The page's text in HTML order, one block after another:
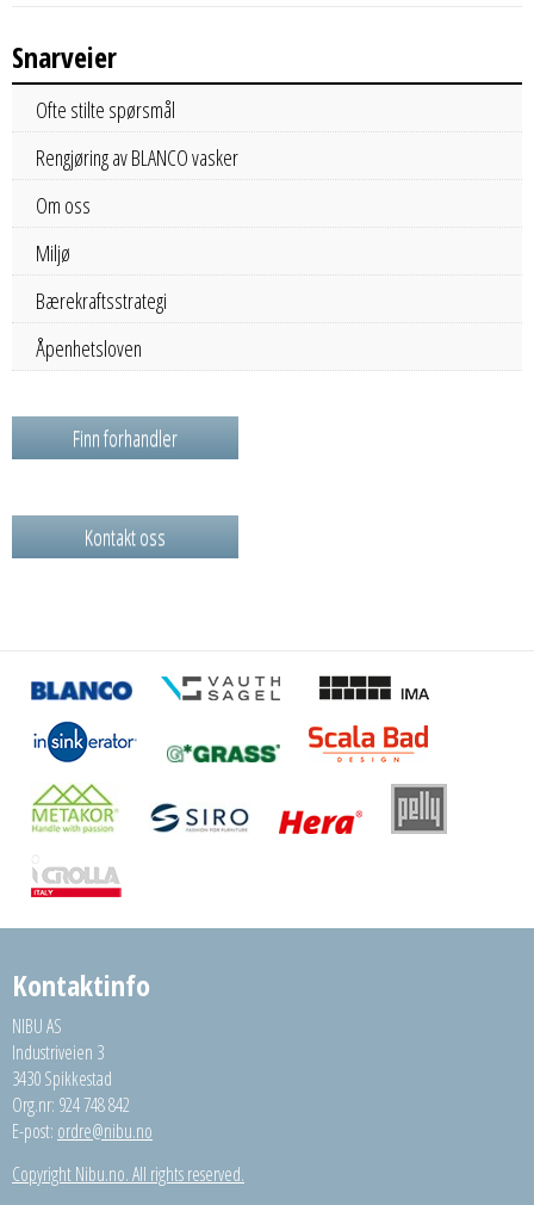
Snarveier
Ofte stilte spørsmål
Rengjøring av BLANCO vasker
Om oss
Miljø
Bærekraftsstrategi
Åpenhetsloven
Finn forhandler
Kontakt oss
Kontaktinfo
NIBU AS
Industriveien 3
3430 Spikkestad
Org.nr: 924 748 842
E-post: ordre@nibu.no
Copyright Nibu.no. All rights reserved.